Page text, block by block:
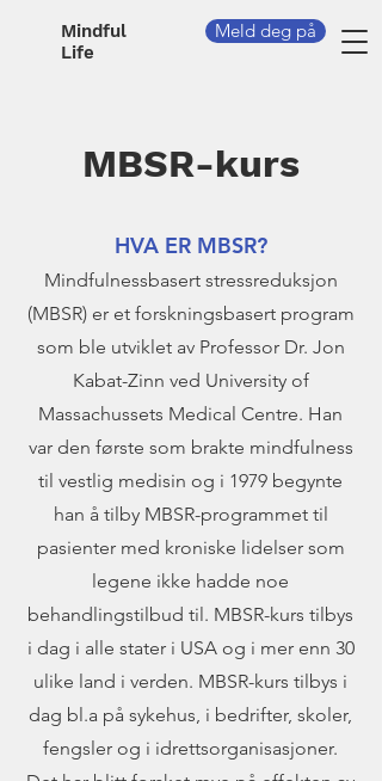
Mindful
Life
Meld deg på
MBSR-kurs
HVA ER MBSR?
Mindfulnessbasert stressreduksjon
(MBSR) er et forskningsbasert program
som ble utviklet av Professor Dr. Jon
Kabat-Zinn ved University of
Massachussets Medical Centre. Han
var den første som brakte mindfulness
til vestlig medisin og i 1979 begynte
han å tilby MBSR-programmet til
pasienter med kroniske lidelser som
legene ikke hadde noe
behandlingstilbud til. MBSR-kurs tilbys
i dag i alle stater i USA og i mer enn 30
ulike land i verden. MBSR-kurs tilbys i
dag bl.a på sykehus, i bedrifter, skoler,
fengsler og i idrettsorganisasjoner.